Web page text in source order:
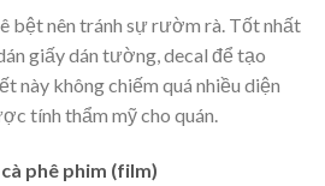
bệt nên tránh sự rườm rà. Tốt nhất
giấy dán tường, decal để tạo
này không chiếm quá nhiều diện
tính thẩm mỹ cho quán.
phê phim (film)